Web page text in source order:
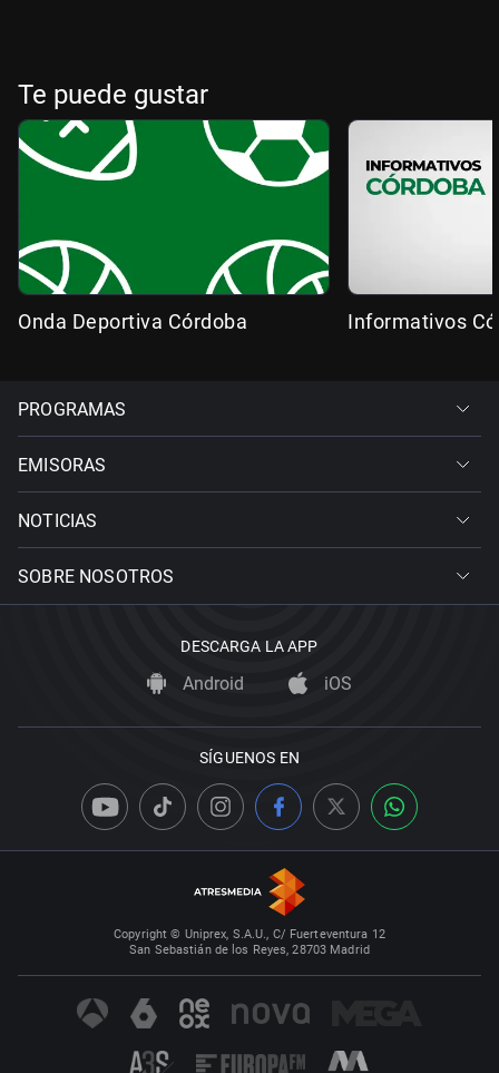
Te puede gustar
Onda Deportiva Córdoba Informativos
PROGRAMAS
EMISORAS
NOTICIAS
SOBRE NOSOTROS
DESCARGA LA APP
Android iOS
SÍGUENOS EN
Copyright © Uniprex, S.A.U., C/ Fuerteventura 12
San Sebastián de los Reyes, 28703 Madrid